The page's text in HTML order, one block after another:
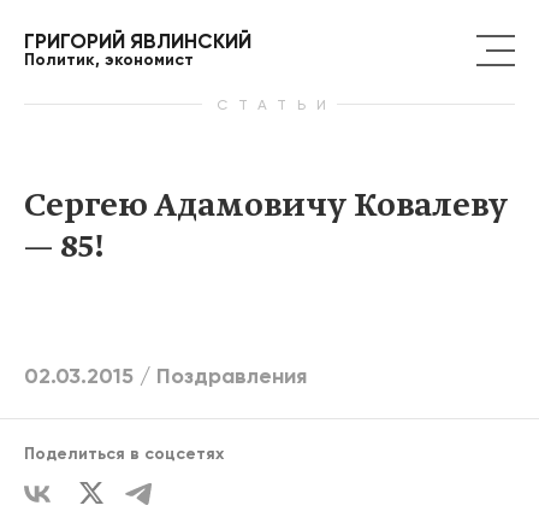
ГРИГОРИЙ ЯВЛИНСКИЙ
Политик, экономист
СТАТЬИ
Сергею Адамовичу Ковалеву
— 85!
02.03.2015 / Поздравления
Поделиться в соцсетях